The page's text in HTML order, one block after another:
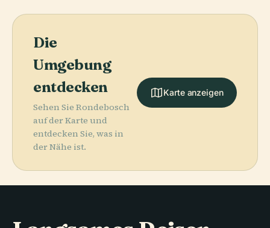
Die
Umgebung
entdecken
Sehen Sie Rondebosch
auf der Karte und
entdecken Sie, was in
der Nähe ist.
Karte anzeigen